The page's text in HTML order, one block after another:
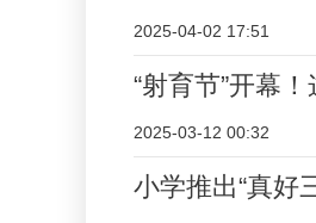
2025-04-02 17:51
“射育节”开幕
2025-03-12 00:32
小学推出“真好